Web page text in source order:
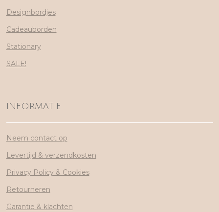
Designbordjes
Cadeauborden
Stationary
SALE!
INFORMATIE
Neem contact op
Levertijd & verzendkosten
Privacy Policy & Cookies
Retourneren
Garantie & klachten